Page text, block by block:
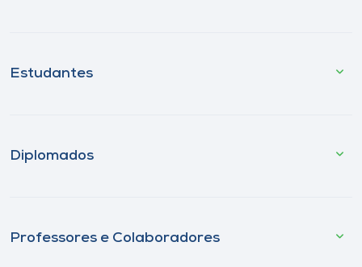
Estudantes
Diplomados
Professores e Colaboradores